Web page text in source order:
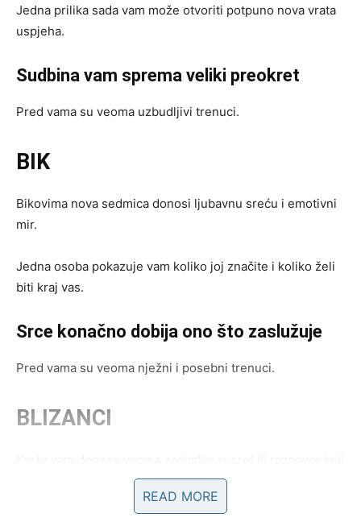
Jedna prilika sada vam može otvoriti potpuno nova vrata
uspjeha.
Sudbina vam sprema veliki preokret
Pred vama su veoma uzbudljivi trenuci.
BIK
Bikovima nova sedmica donosi ljubavnu sreću i emotivni
mir.
Jedna osoba pokazuje vam koliko joj značite i koliko želi
biti kraj vas.
Srce konačno dobija ono što zaslužuje
Pred vama su veoma nježni i posebni trenuci.
BLIZANCI
mijenja vaše planove.
READ MORE